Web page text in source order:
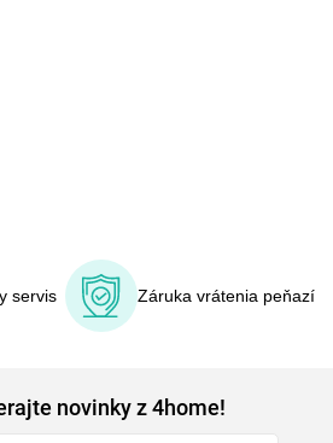
servis Záruka vrátenia peňazí
novinky z 4home!